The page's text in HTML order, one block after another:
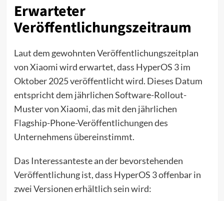
Erwarteter
Veröffentlichungszeitraum
Laut dem gewohnten Veröffentlichungszeitplan
von Xiaomi wird erwartet, dass HyperOS 3 im
Oktober 2025 veröffentlicht wird. Dieses Datum
entspricht dem jährlichen Software-Rollout-
Muster von Xiaomi, das mit den jährlichen
Flagship-Phone-Veröffentlichungen des
Unternehmens übereinstimmt.
Das Interessanteste an der bevorstehenden
Veröffentlichung ist, dass HyperOS 3 offenbar in
zwei Versionen erhältlich sein wird: